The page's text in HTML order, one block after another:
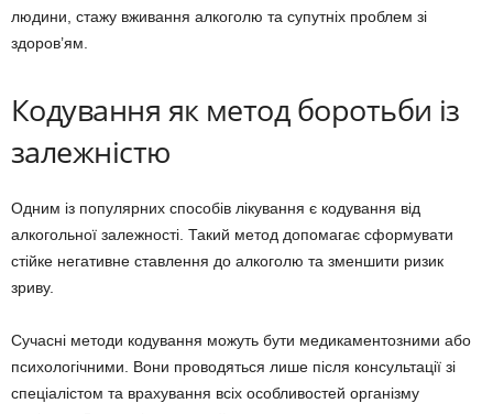
людини, стажу вживання алкоголю та супутніх проблем зі
здоров’ям.
Кодування як метод боротьби із
залежністю
Одним із популярних способів лікування є кодування від
алкогольної залежності. Такий метод допомагає сформувати
стійке негативне ставлення до алкоголю та зменшити ризик
зриву.
Сучасні методи кодування можуть бути медикаментозними або
психологічними. Вони проводяться лише після консультації зі
спеціалістом та врахування всіх особливостей організму